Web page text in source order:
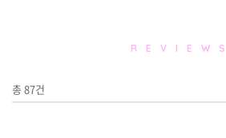
R E V I E W S
총87건